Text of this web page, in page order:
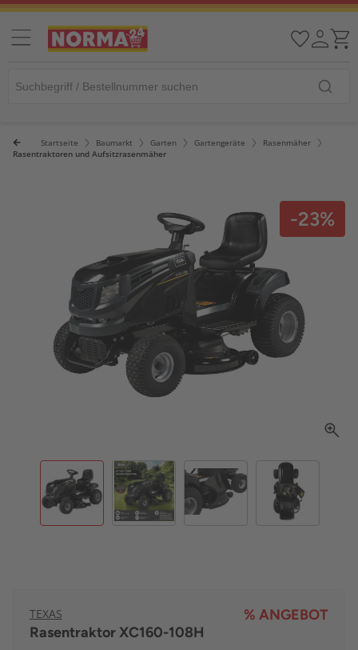
Startseite Baumarkt Garten Gartengeräte
Rasenmäher
Rasentraktoren und Aufsitzrasenmäher
-23%
TEXAS
% ANGEBOT
Rasentraktor XC160-108H